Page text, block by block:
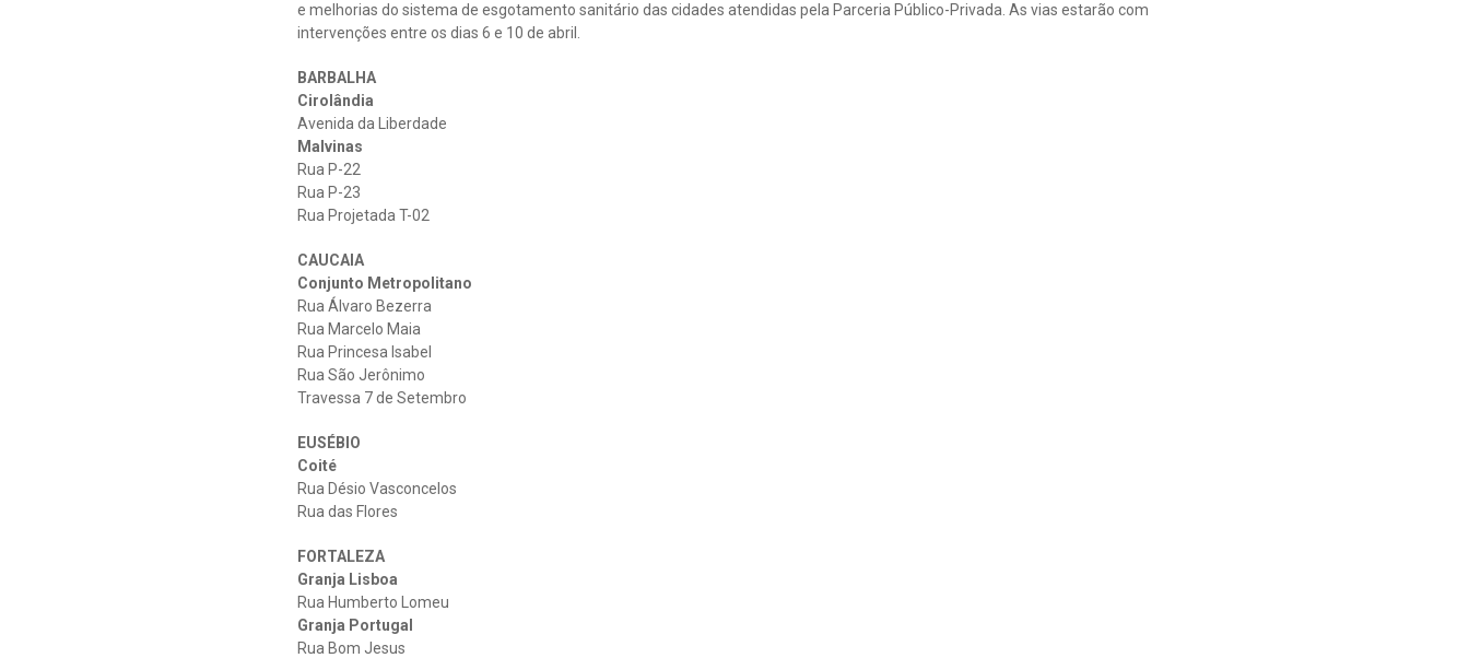
e melhorias do sistema de esgotamento sanitário das cidades atendidas pela Parceria Público-Privada. As vias estarão com
intervenções entre os dias 6 e 10 de abril.
BARBALHA
Cirolândia
Avenida da Liberdade
Malvinas
Rua P-22
Rua P-23
Rua Projetada T-02
CAUCAIA
Conjunto Metropolitano
Rua Álvaro Bezerra
Rua Marcelo Maia
Rua Princesa Isabel
Rua São Jerônimo
Travessa 7 de Setembro
EUSÉBIO
Coité
Rua Désio Vasconcelos
Rua das Flores
FORTALEZA
Granja Lisboa
Rua Humberto Lomeu
Granja Portugal
Rua Bom Jesus